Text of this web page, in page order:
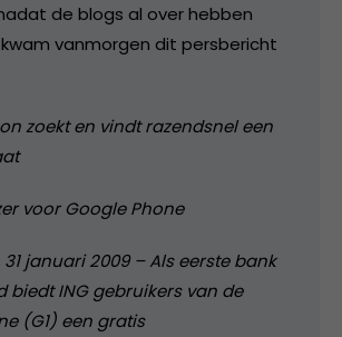
de blogs al over hebben
vanmorgen dit persbericht
zoekt en vindt razendsnel een
voor Google Phone
januari 2009 – Als eerste bank
biedt ING gebruikers van de
(G1) een gratis